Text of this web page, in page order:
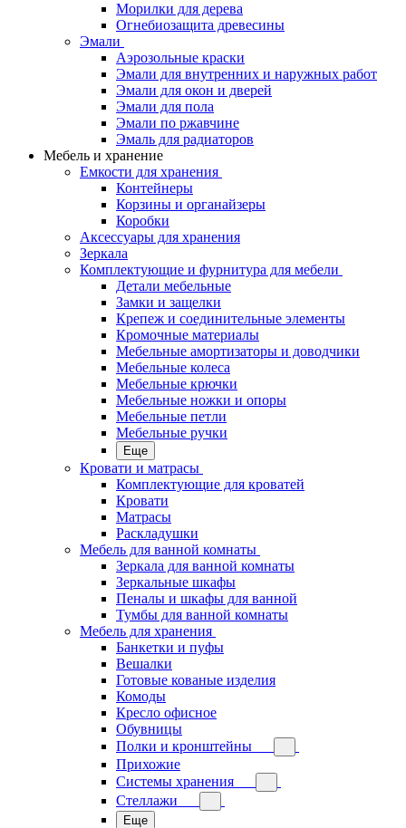
Морилки для дерева
Огнебиозащита древесины
Эмали
Аэрозольные краски
Эмали для внутренних и наружных работ
Эмали для окон и дверей
Эмали для пола
Эмали по ржавчине
Эмаль для радиаторов
Мебель и хранение
Емкости для хранения
Контейнеры
Корзины и органайзеры
Коробки
Аксессуары для хранения
Зеркала
Комплектующие и фурнитура для мебели
Детали мебельные
Замки и защелки
Крепеж и соединительные элементы
Кромочные материалы
Мебельные амортизаторы и доводчики
Мебельные колеса
Мебельные крючки
Мебельные ножки и опоры
Мебельные петли
Мебельные ручки
Еще
Кровати и матрасы
Комплектующие для кроватей
Кровати
Матрасы
Раскладушки
Мебель для ванной комнаты
Зеркала для ванной комнаты
Зеркальные шкафы
Пеналы и шкафы для ванной
Тумбы для ванной комнаты
Мебель для хранения
Банкетки и пуфы
Вешалки
Готовые кованые изделия
Комоды
Кресло офисное
Обувницы
Полки и кронштейны
Прихожие
Системы хранения
Стеллажи
Еще